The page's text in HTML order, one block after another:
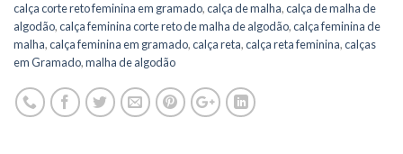
calça corte reto feminina em gramado,calça de malha,calça de malha de
algodão,calça feminina corte reto de malha de algodão,calça feminina de
malha,calça feminina em gramado,calça reta,calça reta feminina,calças
em Gramado,malha de algodão